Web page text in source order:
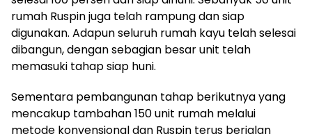
rumah Ruspin juga telah rampung dan siap
digunakan. Adapun seluruh rumah kayu telah selesai
dibangun, dengan sebagian besar unit telah
memasuki tahap siap huni.
Sementara pembangunan tahap berikutnya yang
mencakup tambahan 150 unit rumah melalui
metode konvensional dan Ruspin terus berjalan